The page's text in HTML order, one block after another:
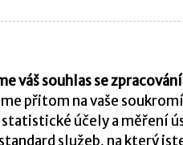
Účetní
Výpočet
váš souhlas se
přitom na vaše
účely a měření
služeb, na který